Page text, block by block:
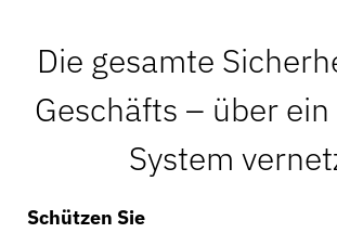
Die gesamte
Geschäfts – über ein
System
Schützen Sie